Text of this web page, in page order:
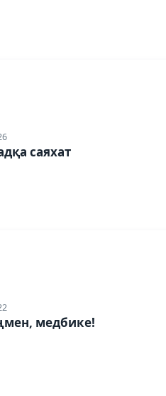
саяхат
медбике!